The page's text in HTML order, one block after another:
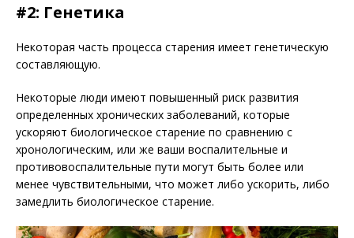
#2: Генетика
Некоторая часть процесса старения имеет генетическую
составляющую.
Некоторые люди имеют повышенный риск развития
определенных хронических заболеваний, которые
ускоряют биологическое старение по сравнению с
хронологическим, или же ваши воспалительные и
противовоспалительные пути могут быть более или
менее чувствительными, что может либо ускорить, либо
замедлить биологическое старение.